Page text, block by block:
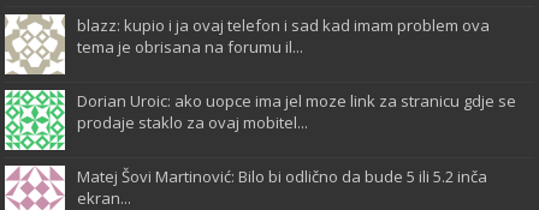
blazz: kupio i ja ovaj telefon i sad kad imam problem ova
tema je obrisana na forumu il...
Dorian Uroic: ako uopce ima jel moze link za stranicu gdje se
prodaje staklo za ovaj mobitel...
Matej Šovi Martinović: Bilo bi odlično da bude 5 ili 5.2 inča
ekran...